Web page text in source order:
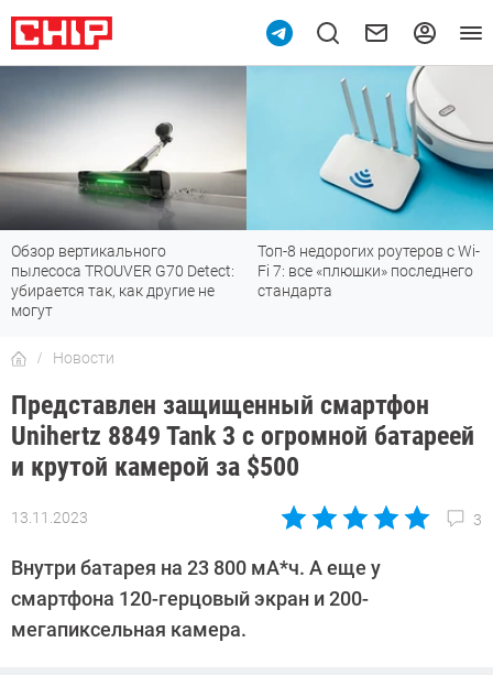
Обзор вертикального
пылесоса TROUVER G70 Detect:
убирается так, как другие не
могут
Топ-8 недорогих роутеров с Wi-
Fi 7: все «плюшки» последнего
стандарта
Новости
Представлен защищенный смартфон
Unihertz 8849 Tank 3 с огромной батареей
и крутой камерой за $500
13.11.2023 3
Автор:
Калашников
Внутри батарея на 23 800 мА*ч. А еще у
смартфона 120-герцовый экран и 200-
мегапиксельная камера.